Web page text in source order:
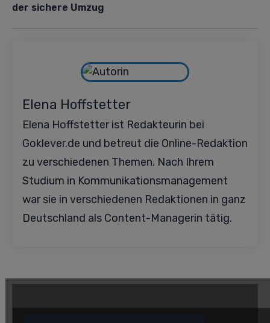
der sichere Umzug
Elena Hoffstetter
Elena Hoffstetter ist Redakteurin bei
Goklever.de und betreut die Online-Redaktion
zu verschiedenen Themen. Nach Ihrem
Studium in Kommunikationsmanagement
war sie in verschiedenen Redaktionen in ganz
Deutschland als Content-Managerin tätig.